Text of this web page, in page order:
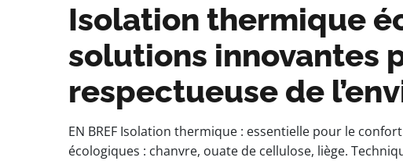
Isolation thermique
solutions innovantes
respectueuse de
EN BREF Isolation thermique : essentielle pour le
écologiques : chanvre, ouate de cellulose, liège.